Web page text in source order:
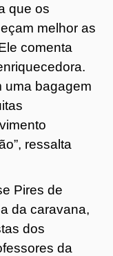
que os
melhor as
comenta
uma bagagem
ressalta
Pires de
da caravana,
dos
da